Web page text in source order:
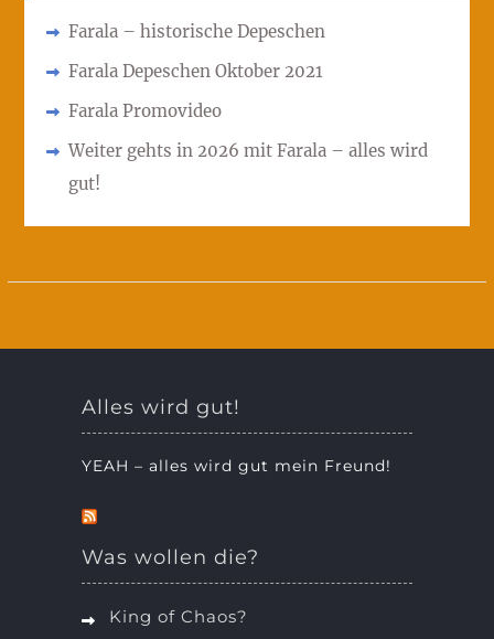
Farala – historische Depeschen
Farala Depeschen Oktober 2021
Farala Promovideo
Weiter gehts in 2026 mit Farala – alles wird
gut!
Alles wird gut!
YEAH – alles wird gut mein Freund!
Was wollen die?
King of Chaos?